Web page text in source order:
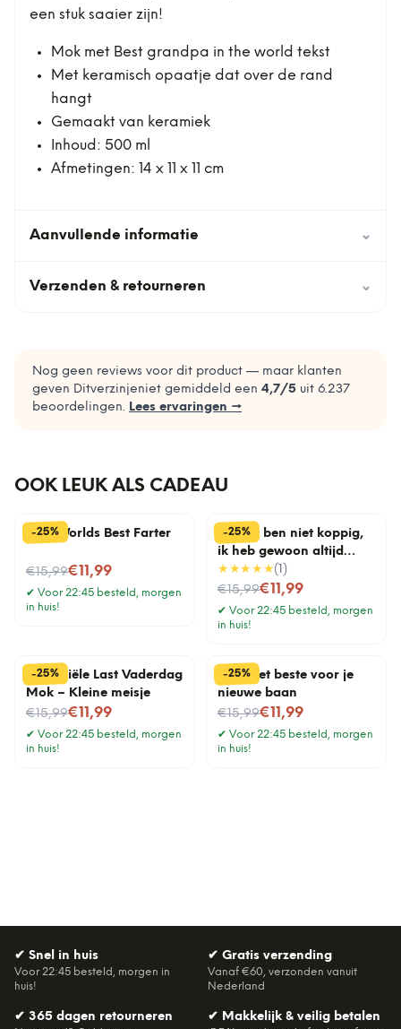
een stuk saaier zijn!
Mok met Best grandpa in the world tekst
Met keramisch opaatje dat over de rand
hangt
Gemaakt van keramiek
Inhoud: 500 ml
Afmetingen: 14 x 11 x 11 cm
Aanvullende informatie ⌄
Verzenden & retourneren ⌄
Nog geen reviews voor dit product — maar klanten
geven Ditverzinjeniet gemiddeld een 4,7/5 uit 6.237
beoordelingen. Lees ervaringen →
OOK LEUK ALS CADEAU
-25%
Mok Worlds Best Farter
€15,99
Nu voor€11,99
✔ Voor 22:45 besteld, morgen
in huis!
-25%
Mok Ik ben niet koppig,
ik heb gewoon altijd
gelijk
★★★★★( 1 )
€15,99
Nu voor€11,99
✔ Voor 22:45 besteld, morgen
in huis!
-25%
Financiële Last Vaderdag
Mok – Kleine meisje
€15,99
Nu voor€11,99
✔ Voor 22:45 besteld, morgen
in huis!
-25%
Mok Het beste voor je
nieuwe baan
€15,99
Nu voor€11,99
✔ Voor 22:45 besteld, morgen
in huis!
✔ Snel in huis
Voor 22:45 besteld, morgen in
huis!
✔ Gratis verzending
Vanaf €60, verzonden vanuit
Nederland
✔ 365 dagen retourneren ✔ Makkelijk & veilig betalen